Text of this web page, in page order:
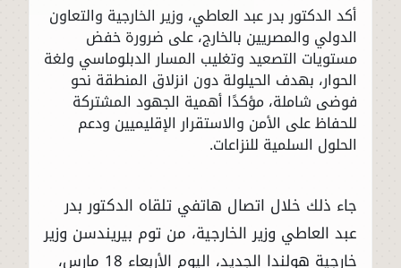
أكد الدكتور بدر عبد العاطي، وزير الخارجية والتعاون
الدولي والمصريين بالخارج، على ضرورة خفض
مستويات التصعيد وتغليب المسار الدبلوماسي ولغة
الحوار، بهدف الحيلولة دون انزلاق المنطقة نحو
فوضى شاملة، مؤكدًا أهمية الجهود المشتركة
للحفاظ على الأمن والاستقرار الإقليميين ودعم
الحلول السلمية للنزاعات.
جاء ذلك خلال اتصال هاتفي تلقاه الدكتور بدر
عبد العاطي وزير الخارجية، من توم بيريندسن وزير
خارجية هولندا الجديد، اليوم الأربعاء 18 مارس،